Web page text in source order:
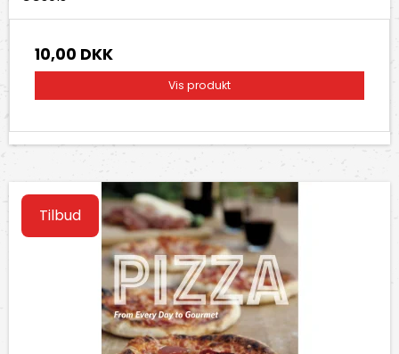
10,00 DKK
Vis produkt
Tilbud